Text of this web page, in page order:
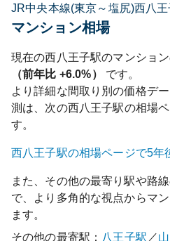
JR中央本線(東京～塩尻)西八
マンション相場
現在の西八王子駅のマンショ
（前年比 +6.0%）
です。
より詳細な間取り別の価格デ
測は、次の西八王子駅の相場
す。
西八王子駅の相場ページで5年
また、その他の最寄り駅や路
で、より多角的な視点からマ
ます。
その他の最寄駅： 八王子駅 ／